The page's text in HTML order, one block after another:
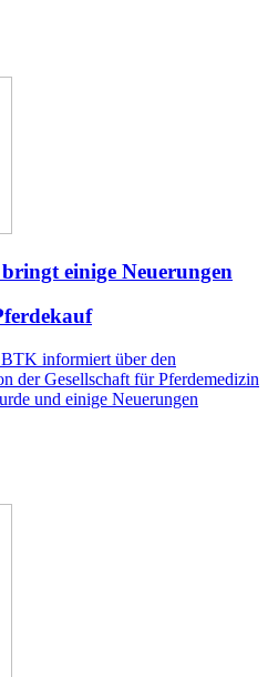
einige Neuerungen
informiert über den
der Gesellschaft für Pferdemedizin
und einige Neuerungen